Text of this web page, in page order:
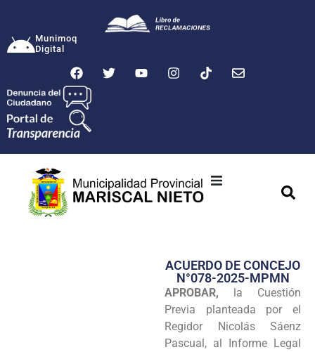
Munimoq
Digital
Transparencia
Seguridad
Programas
ACUERDO DE CONCEJO
N°078-2025-MPMN
APROBAR, la Cuestión
Previa planteada por el
Regidor Nicolás Sáenz
Pascual, al Informe Legal